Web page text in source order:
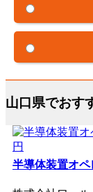
山口県でおす
半導体装置オペ